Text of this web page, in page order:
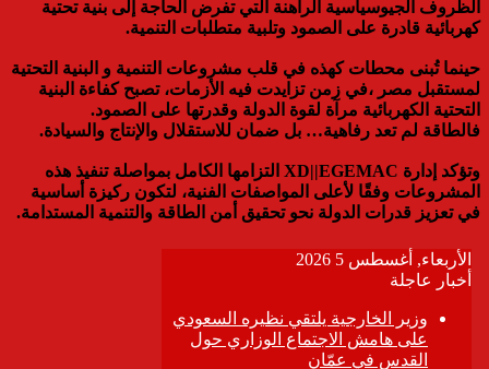
الظروف الجيوسياسية الراهنة التي تفرض الحاجة إلى بنية تحتية
كهربائية قادرة على الصمود وتلبية متطلبات التنمية.
حينما تُبنى محطات كهذه في قلب مشروعات التنمية و البنية التحتية
لمستقبل مصر ،في زمن تزايدت فيه الأزمات، تصبح كفاءة البنية
التحتية الكهربائية مرآة لقوة الدولة وقدرتها على الصمود.
فالطاقة لم تعد رفاهية… بل ضمان للاستقلال والإنتاج والسيادة.
وتؤكد إدارة XD||EGEMAC التزامها الكامل بمواصلة تنفيذ هذه
المشروعات وفقًا لأعلى المواصفات الفنية، لتكون ركيزة أساسية
في تعزيز قدرات الدولة نحو تحقيق أمن الطاقة والتنمية المستدامة.